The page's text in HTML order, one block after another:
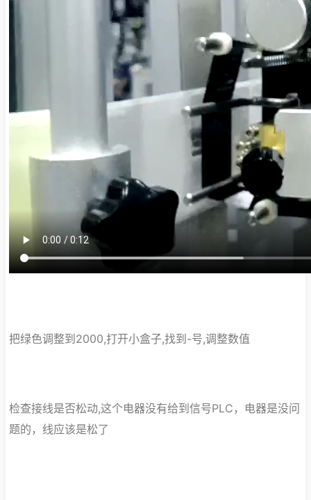
把绿色调整到2000,打开小盒子,找到-号,调整数值
检查接线是否松动,这个电器没有给到信号PLC，电器是没问
题的，线应该是松了